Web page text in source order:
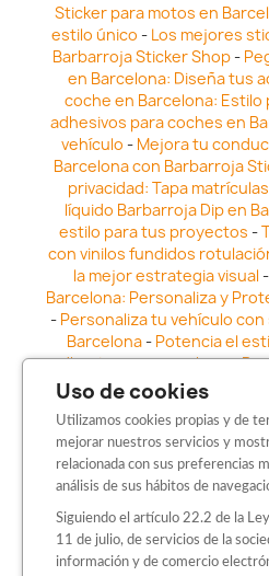
Sticker para motos en
estilo único - Los mejores
Barbarroja Sticker Shop-
en Barcelona: Diseña tus
coche en Barcelona: Estilo
adhesivos para coches en
vehículo - Mejora tu
Barcelona con Barbarroja
privacidad: Tapa
líquido Barbarroja Dip en
estilo para tus proyectos -
con vinilos fundidos
la mejor estrategia visual -
Barcelona: Personaliza y
- Personaliza tu vehículo
Barcelona- Potencia el
adhesivos para coche en
calles: Los Mejores
Vinilo para faros
la Estética y Seguridad del
vehículo con los vinilos
Barcelona-Explora la
Vinilo líquido barbarroja dip en
tu vehículo con estilo: Kits
Barcelona-Personaliza tu
para coche en Barcelona
Uso de cookies
Utilizamos cookies propias y de
mejorar nuestros servicios y
relacionada con sus preferencias
análisis de sus hábitos de
Siguiendo el artículo 22.2 de la
11 de julio, de servicios de la
información y de comercio